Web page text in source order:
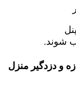
شوند.
و دزدگیر منزل